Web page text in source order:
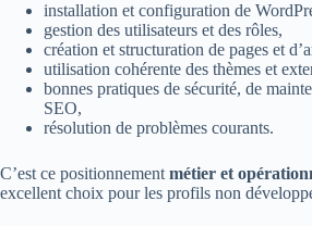
installation et configuration de
gestion des utilisateurs et des rôles,
création et structuration de pages et
utilisation cohérente des thèmes et
bonnes pratiques de sécurité, de
SEO,
résolution de problèmes courants.
C’est ce positionnement métier et
excellent choix pour les profils non